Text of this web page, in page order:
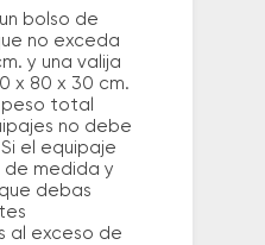
bolso de
no exceda
y una valija
x 80 x 30 cm.
peso total
no debe
Si el equipaje
de medida y
debas
al exceso de